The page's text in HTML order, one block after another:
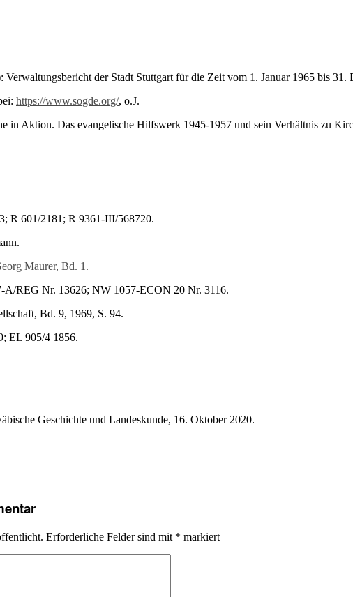
Verwaltungsbericht der Stadt Stuttgart für die Zeit vom 1. Januar 1965 bis 31.
https://www.sogde.org/, o.J.
in Aktion. Das evangelische Hilfswerk 1945-1957 und sein Verhältnis zu
R 601/2181; R 9361-III/568720.
Maurer, Bd. 1.
REG Nr. 13626; NW 1057-ECON 20 Nr. 3116.
Bd. 9, 1969, S. 94.
EL 905/4 1856.
Geschichte und Landeskunde, 16. Oktober 2020.
Erforderliche Felder sind mit * markiert